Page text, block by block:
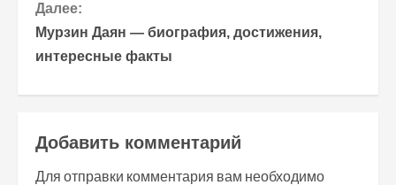
д
о
л
и
Далее:
Мурзин Даян — биография, достижения,
интересные факты
Добавить комментарий
Для отправки комментария вам необходимо